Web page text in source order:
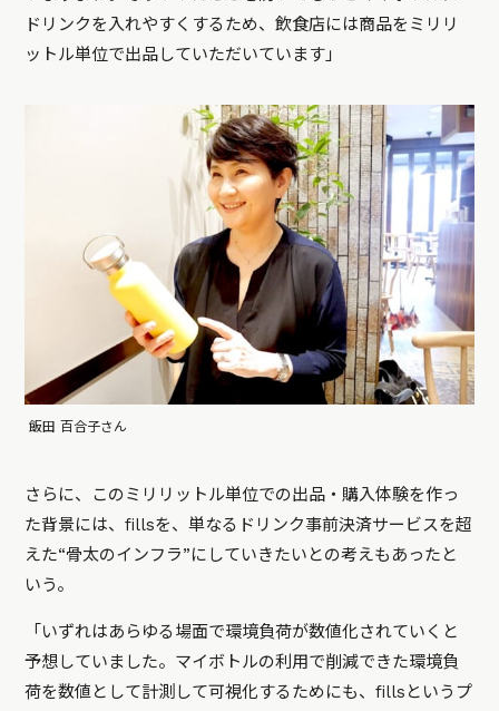
ドリンクを入れやすくするため、飲食店には商品をミリリ
ットル単位で出品していただいています」
飯田 百合子さん
さらに、このミリリットル単位での出品・購入体験を作っ
た背景には、fillsを、単なるドリンク事前決済サービスを超
えた“骨太のインフラ”にしていきたいとの考えもあったと
いう。
「いずれはあらゆる場面で環境負荷が数値化されていくと
予想していました。マイボトルの利用で削減できた環境負
荷を数値として計測して可視化するためにも、fillsというプ